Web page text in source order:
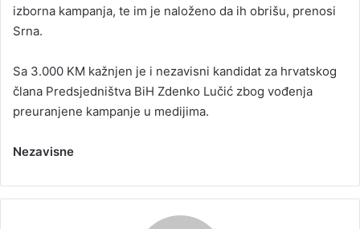
izborna kampanja, te im je naloženo da ih obrišu, prenosi
Srna.
Sa 3.000 KM kažnjen je i nezavisni kandidat za hrvatskog
člana Predsjedništva BiH Zdenko Lučić zbog vođenja
preuranjene kampanje u medijima.
Nezavisne